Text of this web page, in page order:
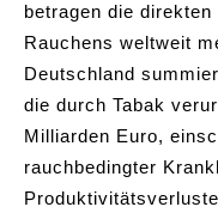
betragen die
Rauchens weltweit
Deutschland
die durch Tabak
Milliarden Euro,
rauchbedingter